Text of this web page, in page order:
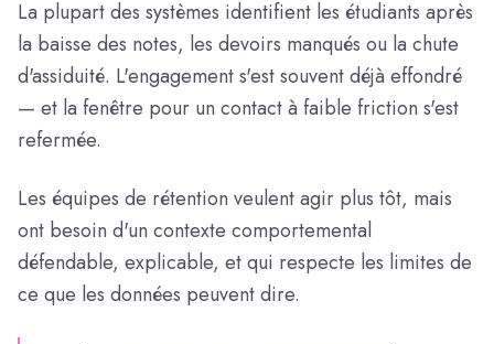
La plupart des systèmes identifient les étudiants après
la baisse des notes, les devoirs manqués ou la chute
d'assiduité. L'engagement s'est souvent déjà effondré
— et la fenêtre pour un contact à faible friction s'est
refermée.
Les équipes de rétention veulent agir plus tôt, mais
ont besoin d'un contexte comportemental
défendable, explicable, et qui respecte les limites de
ce que les données peuvent dire.